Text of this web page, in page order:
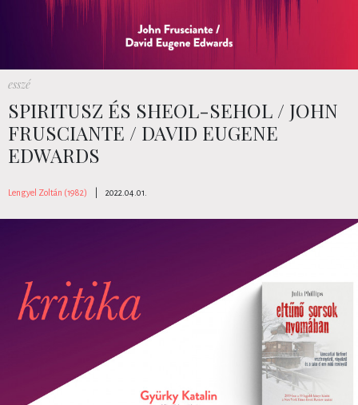
esszé
SPIRITUSZ ÉS SHEOL-SEHOL / JOHN
FRUSCIANTE / DAVID EUGENE
EDWARDS
Lengyel Zoltán (1982) 2022.04.01.